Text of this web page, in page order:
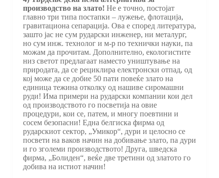
производство на злато! Не е точно, постојат
главно три типа постапки – лужење, флотација,
гравитациона сепарација. Ова е според литература,
зашто јас не сум рударски инженер, ни металург,
но сум инж. технолог и м-р по технички науки, па
можам да прочитам. Дополнително, екологистите
низ светот предлагаат наместо уништување на
природата, да се рециклира електронски отпад, од
кој може да се добие 50 пати повеќе злато на
единица тежина отколку од нашиве сиромашни
руди! Има примери на рударски компании кои дел
од производството го посветија на овие
процедури, кои се, патем, и многу поевтини и
сосем безопасни! Една белгиска фирма од
рударскиот сектор, „Умикор“, дури и целосно се
посвети на ваков начин на добивање злато, па дури
и го зголеми производството! Друга, шведска
фирма, „Болиден“, веќе две третини од златото го
добива на истиот начин!